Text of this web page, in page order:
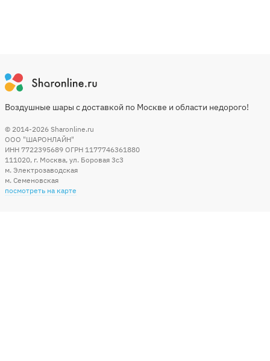
Воздушные шары с доставкой по Москве и области недорого!
© 2014-2026 Sharonline.ru
ООО "ШАРОНЛАЙН"
ИНН 7722395689 ОГРН 1177746361880
111020, г. Москва, ул. Боровая 3c3
м. Электрозаводская
м. Семеновская
посмотреть на карте